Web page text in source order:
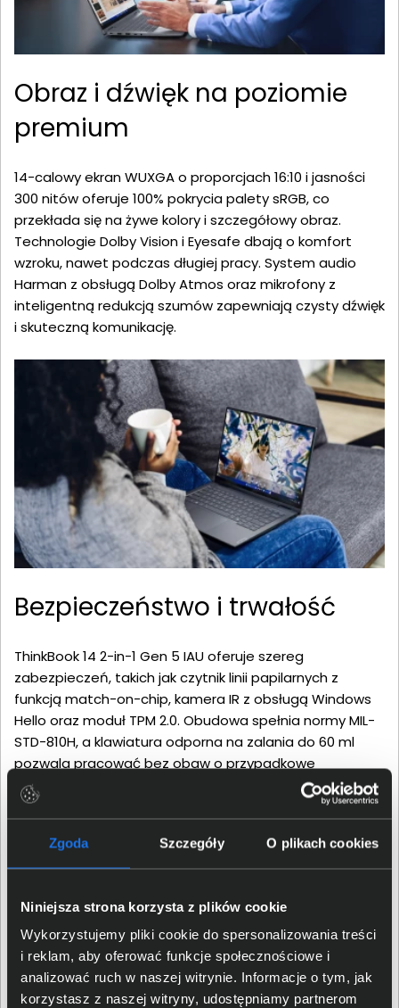
Zgoda Szczegóły O plikach cookies
Niniejsza strona korzysta z plików cookie
Wykorzystujemy pliki cookie do spersonalizowania treści
i reklam, aby oferować funkcje społecznościowe i
analizować ruch w naszej witrynie. Informacje o tym, jak
korzystasz z naszej witryny, udostępniamy partnerom
Obraz i dźwięk na poziomie
premium
14-calowy ekran WUXGA o proporcjach 16:10 i jasności
300 nitów oferuje 100% pokrycia palety sRGB, co
przekłada się na żywe kolory i szczegółowy obraz.
Technologie Dolby Vision i Eyesafe dbają o komfort
wzroku, nawet podczas długiej pracy. System audio
Harman z obsługą Dolby Atmos oraz mikrofony z
inteligentną redukcją szumów zapewniają czysty dźwięk
i skuteczną komunikację.
Bezpieczeństwo i trwałość
ThinkBook 14 2-in-1 Gen 5 IAU oferuje szereg
zabezpieczeń, takich jak czytnik linii papilarnych z
funkcją match-on-chip, kamera IR z obsługą Windows
Hello oraz moduł TPM 2.0. Obudowa spełnia normy MIL-
STD-810H, a klawiatura odporna na zalania do 60 ml
pozwala pracować bez obaw o przypadkowe
uszkodzenia.